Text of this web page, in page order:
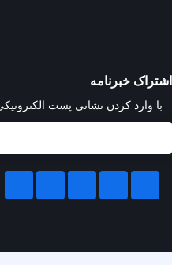
اشتراک خبرنامه
با وارد کردن نشانی پست